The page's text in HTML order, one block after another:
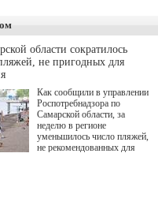
Дмитрий Куличков и Юлия
Волкова в роли родителей.
Режиссер-постановщик
проекта — Егор Чичканов
снова здравствуйте!").
подорожания было понятно,
где именно цена "поехала"
вверх и кто её разогнал.
области сократилось
не пригодных для
Как сообщили в управлении
Роспотребнадзора по
Самарской области, за
неделю в регионе
уменьшилось число пляжей,
не рекомендованных для